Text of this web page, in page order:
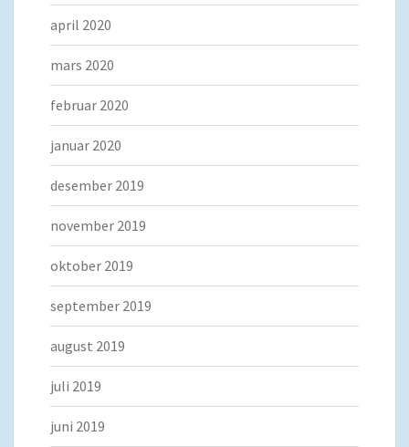
april 2020
mars 2020
februar 2020
januar 2020
desember 2019
november 2019
oktober 2019
september 2019
august 2019
juli 2019
juni 2019